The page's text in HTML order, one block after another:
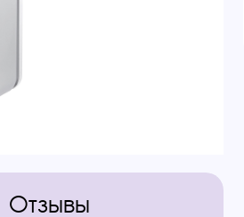
Отзывы